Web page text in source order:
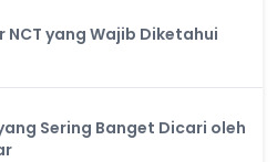
NCT yang Wajib Diketahui
Sering Banget Dicari oleh